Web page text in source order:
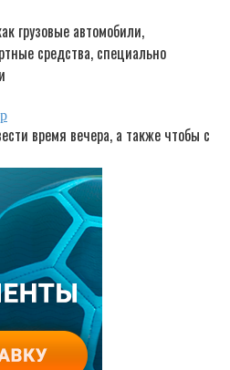
грузовые автомобили,
средства, специально
время вечера, а также чтобы с